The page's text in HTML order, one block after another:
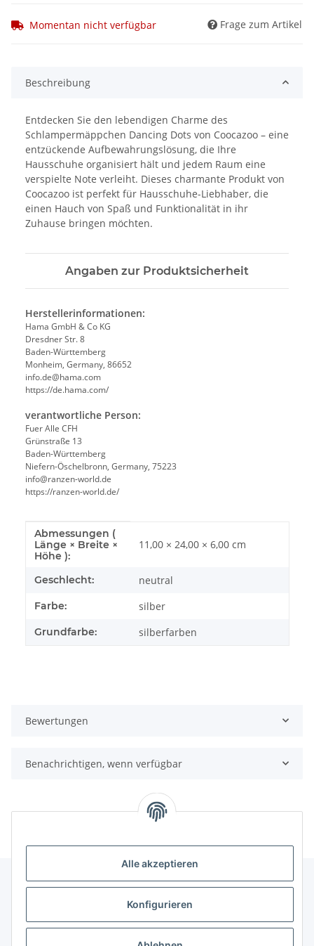
Alle akzeptieren
Konfigurieren
Momentan nicht verfügbar Frage zum Artikel
Beschreibung
Entdecken Sie den lebendigen Charme des
Schlampermäppchen Dancing Dots von Coocazoo – eine
entzückende Aufbewahrungslösung, die Ihre
Hausschuhe organisiert hält und jedem Raum eine
verspielte Note verleiht. Dieses charmante Produkt von
Coocazoo ist perfekt für Hausschuhe-Liebhaber, die
einen Hauch von Spaß und Funktionalität in ihr
Zuhause bringen möchten.
Angaben zur Produktsicherheit
Herstellerinformationen:
Hama GmbH & Co KG
Dresdner Str. 8
Baden-Württemberg
Monheim, Germany, 86652
info.de@hama.com
https://de.hama.com/
verantwortliche Person:
Fuer Alle CFH
Grünstraße 13
Baden-Württemberg
Niefern-Öschelbronn, Germany, 75223
info@ranzen-world.de
https://ranzen-world.de/
Produkteigenschaft
Wert
Abmessungen (
Länge × Breite ×
Höhe ):
11,00 × 24,00 × 6,00 cm
Geschlecht: neutral
Farbe: silber
Grundfarbe: silberfarben
Bewertungen
Benachrichtigen, wenn verfügbar